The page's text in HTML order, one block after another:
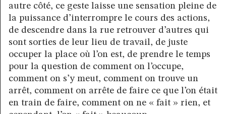
autre côté, ce geste laisse une sensation pleine de
la puissance d’interrompre le cours des actions,
de descendre dans la rue retrouver d’autres qui
sont sorties de leur lieu de travail, de juste
occuper la place où l’on est, de prendre le temps
pour la question de comment on l’occupe,
comment on s’y meut, comment on trouve un
arrêt, comment on arrête de faire ce que l’on était
en train de faire, comment on ne « fait » rien, et